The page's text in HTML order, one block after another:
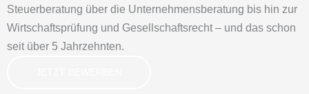
Steuerberatung über die Unternehmensberatung bis hin zur
Wirtschaftsprüfung und Gesellschaftsrecht – und das schon
seit über 5 Jahrzehnten.